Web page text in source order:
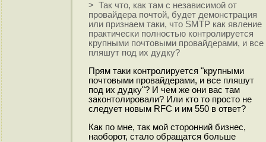
> Так что, как там с независимой от
провайдера почтой, будет демонстрация
или признаем таки, что SMTP как явление
практически полностью контролируется
крупными почтовыми провайдерами, и все
пляшут под их дудку?
Прям таки контролируется "крупными
почтовыми провайдерами, и все пляшут
под их дудку"? И чем же они вас там
законтолировали? Или кто то просто не
следует новым RFC и им 550 в ответ?
Как по мне, так мой сторонний бизнес,
наоборот, стало обращатся больше